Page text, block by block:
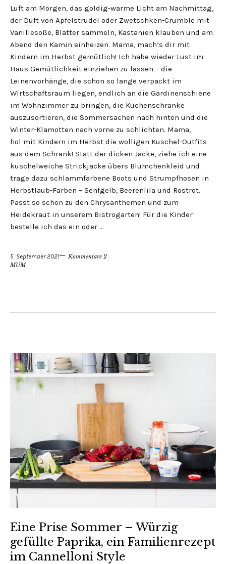
Luft am Morgen, das goldig-warme Licht am Nachmittag,
der Duft von Apfelstrudel oder Zwetschken-Crumble mit
Vanillesoße, Blätter sammeln, Kastanien klauben und am
Abend den Kamin einheizen. Mama, mach’s dir mit
Kindern im Herbst gemütlich! Ich habe wieder Lust im
Haus Gemütlichkeit einziehen zu lassen – die
Leinenvorhänge, die schon so lange verpackt im
Wirtschaftsraum liegen, endlich an die Gardinenschiene
im Wohnzimmer zu bringen, die Küchenschränke
auszusortieren, die Sommersachen nach hinten und die
Winter-Klamotten nach vorne zu schlichten. Mama,
hol mit Kindern im Herbst die wolligen Kuschel-Outfits
aus dem Schrank! Statt der dicken Jacke, ziehe ich eine
kuschelweiche Strickjacke übers Blümchenkleid und
trage dazu schlammfarbene Boots und Strumpfhosen in
Herbstlaub-Farben – Senfgelb, Beerenlila und Rostrot.
Passt so schön zu den Chrysanthemen und zum
Heidekraut in unserem Bistrogarten! Für die Kinder
bestelle ich das ein oder …
5. September 2021
Kommentare 2
MUM
Eine Prise Sommer – Würzig
gefüllte Paprika, ein Familienrezept
im Cannelloni Style